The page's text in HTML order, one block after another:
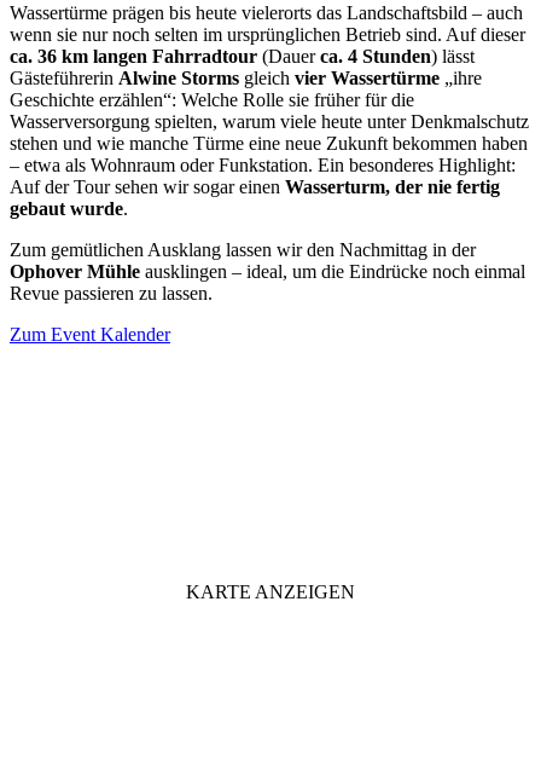
Wassertürme prägen bis heute vielerorts das Landschaftsbild – auch
wenn sie nur noch selten im ursprünglichen Betrieb sind. Auf dieser
ca. 36 km langen Fahrradtour (Dauerca. 4 Stunden) lässt
Gästeführerin Alwine Storms gleich vier Wassertürme „ihre
Geschichte erzählen“: Welche Rolle sie früher für die
Wasserversorgung spielten, warum viele heute unter Denkmalschutz
stehen und wie manche Türme eine neue Zukunft bekommen haben
– etwa als Wohnraum oder Funkstation. Ein besonderes Highlight:
Auf der Tour sehen wir sogar einen Wasserturm, der nie fertig
gebaut wurde.
Zum gemütlichen Ausklang lassen wir den Nachmittag in der
Ophover Mühle ausklingen – ideal, um die Eindrücke noch einmal
Revue passieren zu lassen.
Zum Event Kalender
KARTE ANZEIGEN